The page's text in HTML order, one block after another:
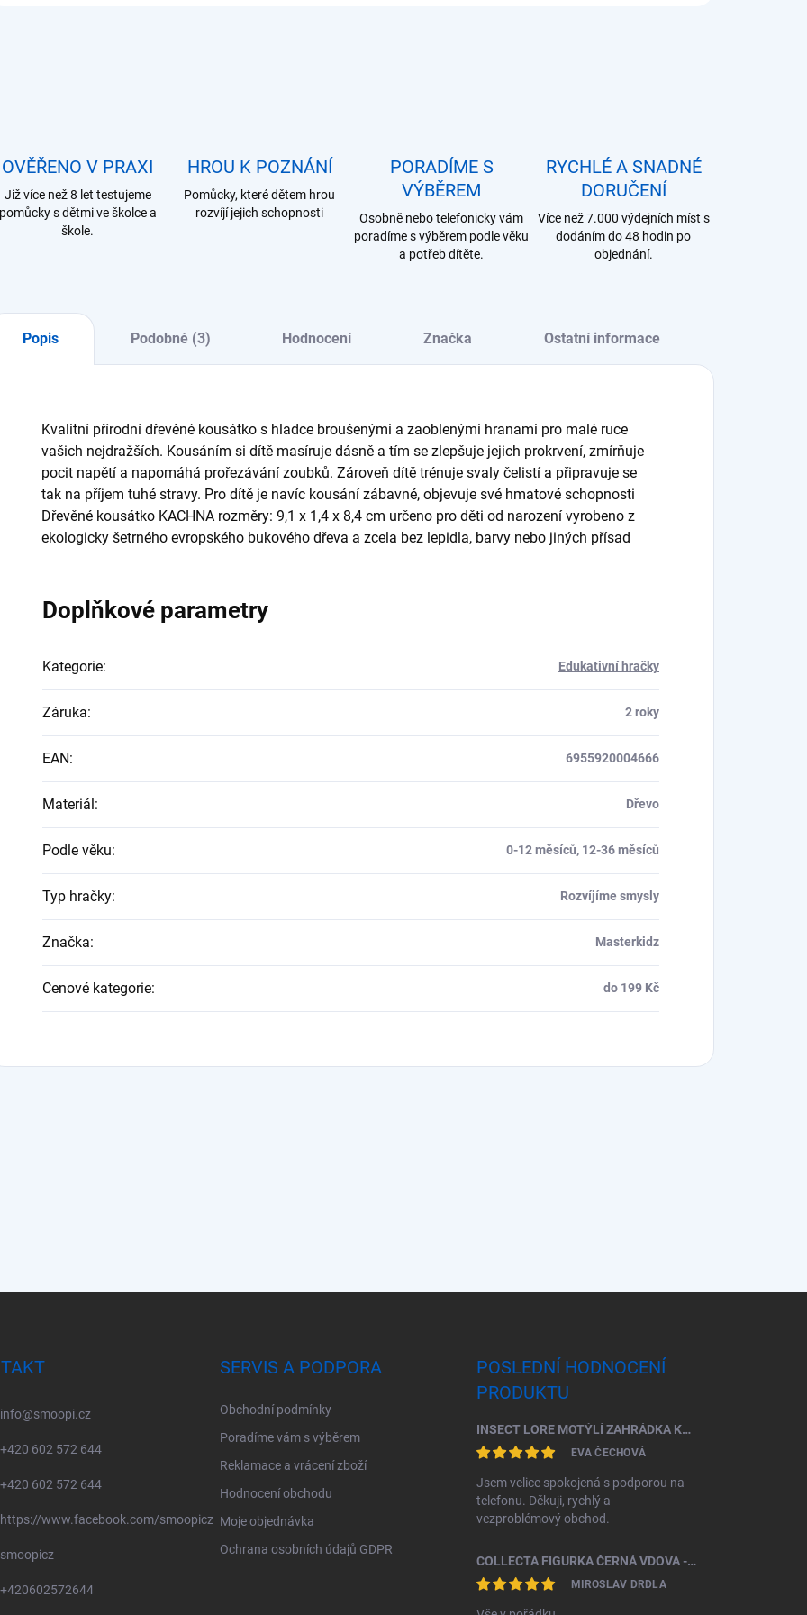
OVĚŘENO V PRAXI
Již více než 8 let testujeme
pomůcky s dětmi ve školce a
škole.
HROU K POZNÁNÍ
Pomůcky, které dětem hrou
rozvíjí jejich schopnosti
PORADÍME S
VÝBĚREM
Osobně nebo telefonicky vám
poradíme s výběrem podle věku
a potřeb dítěte.
RYCHLÉ A SNADNÉ
DORUČENÍ
Více než 7.000 výdejních míst s
dodáním do 48 hodin po
objednání.
Popis Podobné (3) Hodnocení Značka Ostatní informace
Kvalitní přírodní dřevěné kousátko s hladce broušenými a zaoblenými hranami pro malé ruce
vašich nejdražších. Kousáním si dítě masíruje dásně a tím se zlepšuje jejich prokrvení, zmírňuje
pocit napětí a napomáhá prořezávání zoubků. Zároveň dítě trénuje svaly čelistí a připravuje se
tak na příjem tuhé stravy. Pro dítě je navíc kousání zábavné, objevuje své hmatové schopnosti
Dřevěné kousátko KACHNA rozměry: 9,1 x 1,4 x 8,4 cm určeno pro děti od narození vyrobeno z
ekologicky šetrného evropského bukového dřeva a zcela bez lepidla, barvy nebo jiných přísad
Doplňkové parametry
Kategorie: Edukativní hračky
Záruka: 2 roky
EAN: 6955920004666
Materiál: Dřevo
Podle věku: 0-12 měsíců, 12-36 měsíců
Typ hračky: Rozvíjíme smysly
Značka: Masterkidz
Cenové kategorie: do 199 Kč
info@smoopi.cz
+420 602 572 644
+420 602 572 644
https://www.facebook.com/smoopicz
smoopicz
+420602572644
SERVIS A PODPORA
Obchodní podmínky
Poradíme vám s výběrem
Reklamace a vrácení zboží
Hodnocení obchodu
Moje objednávka
Ochrana osobních údajů GDPR
POSLEDNÍ HODNOCENÍ
PRODUKTU
INSECT LORE MOTÝLÍ ZAHRÁDKA KOMPLETNÍ ŠKOLNÍ SADA (33 HOUSENEK)
EVA ČECHOVÁ
Jsem velice spokojená s podporou na
telefonu. Děkuji, rychlý a
vezproblémový obchod.
COLLECTA FIGURKA ČERNÁ VDOVA - SNOVAČKA JEDOVATÁ
MIROSLAV DRDLA